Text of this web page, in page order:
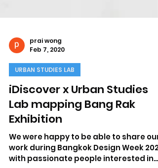
prai wong
URBAN STUDIES LAB
iDiscover x Urban Studies
Lab mapping Bang Rak
Exhibition